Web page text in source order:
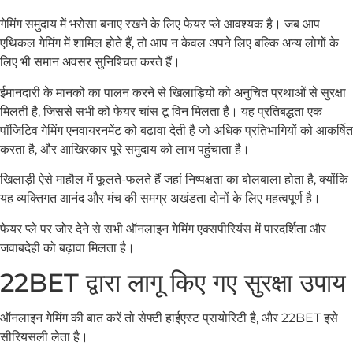
गेमिंग समुदाय में भरोसा बनाए रखने के लिए फेयर प्ले आवश्यक है। जब आप
एथिकल गेमिंग में शामिल होते हैं, तो आप न केवल अपने लिए बल्कि अन्य लोगों के
लिए भी समान अवसर सुनिश्चित करते हैं।
ईमानदारी के मानकों का पालन करने से खिलाड़ियों को अनुचित प्रथाओं से सुरक्षा
मिलती है, जिससे सभी को फेयर चांस टू विन मिलता है। यह प्रतिबद्धता एक
पॉजिटिव गेमिंग एनवायरनमेंट को बढ़ावा देती है जो अधिक प्रतिभागियों को आकर्षित
करता है, और आखिरकार पूरे समुदाय को लाभ पहुंचाता है।
खिलाड़ी ऐसे माहौल में फूलते-फलते हैं जहां निष्पक्षता का बोलबाला होता है, क्योंकि
यह व्यक्तिगत आनंद और मंच की समग्र अखंडता दोनों के लिए महत्वपूर्ण है।
फेयर प्ले पर जोर देने से सभी ऑनलाइन गेमिंग एक्सपीरियंस में पारदर्शिता और
जवाबदेही को बढ़ावा मिलता है।
22BET द्वारा लागू किए गए सुरक्षा उपाय
ऑनलाइन गेमिंग की बात करें तो सेफ्टी हाईएस्ट प्रायोरिटी है, और 22BET इसे
सीरियसली लेता है।